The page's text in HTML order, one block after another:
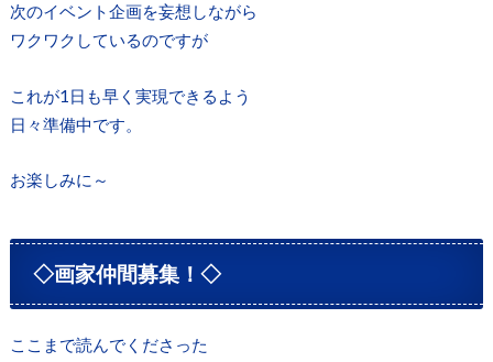
次のイベント企画を妄想しながら
ワクワクしているのですが
これが1日も早く実現できるよう
日々準備中です。
お楽しみに～
◇画家仲間募集！◇
ここまで読んでくださった